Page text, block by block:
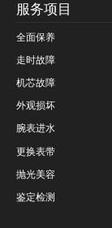
服务项目
全面保养
走时故障
机芯故障
外观损坏
腕表进水
更换表带
抛光美容
鉴定检测